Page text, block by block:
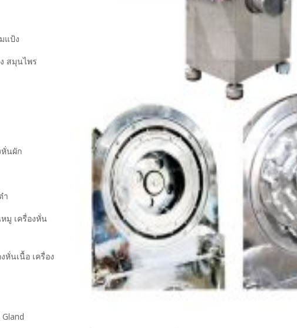
แป้ง
สมุนไพร
หั่นผัก
า
มู เครื่องหั่น
หั่นเนื้อ เครื่อง